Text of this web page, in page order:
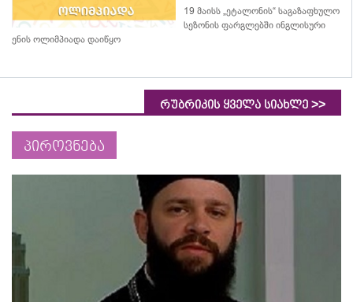
19 მაისს „ეტალონის“ საგაზაფხულო
სეზონის ფარგლებში ინგლისური
ენის ოლიმპიადა დაიწყო
რუბრიკის ყველა სიახლე >>
პიროვნება